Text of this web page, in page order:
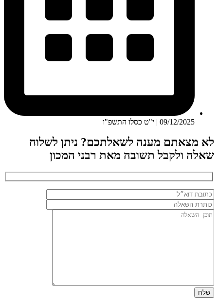
09/12/2025 | י"ט כסלו התשפ"ו
לא מצאתם מענה לשאלתכם? ניתן לשלוח
שאלה ולקבל תשובה מאת רבני המכון